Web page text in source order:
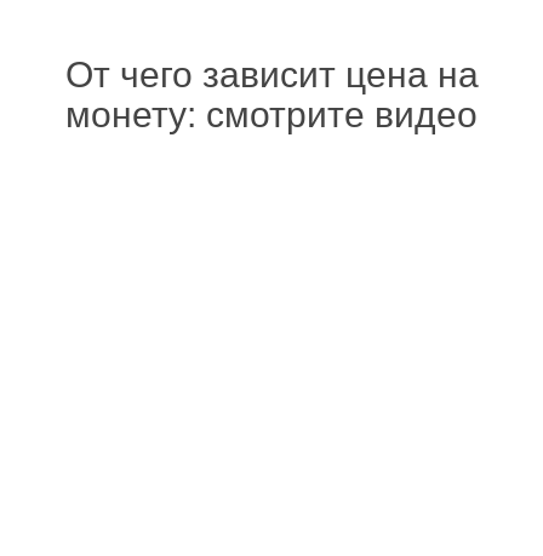
От чего зависит цена на
монету: смотрите видео